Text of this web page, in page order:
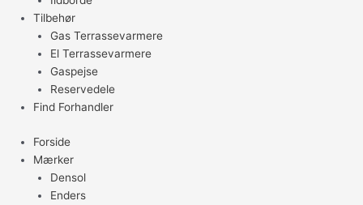
Tilbehør
Gas Terrassevarmere
El Terrassevarmere
Gaspejse
Reservedele
Find Forhandler
Forside
Mærker
Densol
Enders